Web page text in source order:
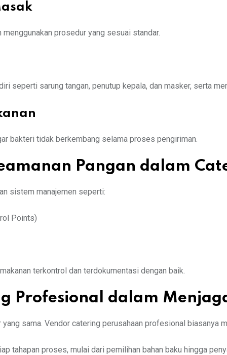
prosedur yang sesuai standar.
seperti sarung tangan, penutup kepala, dan masker, serta
bakteri tidak berkembang selama proses pengiriman.
Pangan dalam
sistem manajemen seperti:
Points)
terkontrol dan terdokumentasi dengan baik.
Profesional dalam
sama. Vendor catering perusahaan profesional biasanya
tahapan proses, mulai dari pemilihan bahan baku hingga